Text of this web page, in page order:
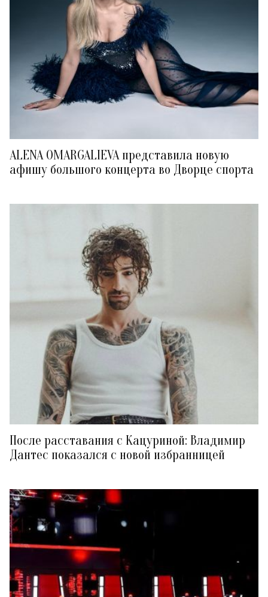
ALENA OMARGALIEVA представила новую
афишу большого концерта во Дворце спорта
После расставания с Кацуриной: Владимир
Дантес показался с новой избранницей